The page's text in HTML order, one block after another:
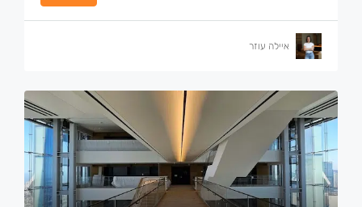
איילה עוזר